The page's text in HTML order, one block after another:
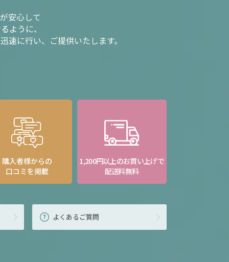
安心して
ように、
速に行い、ご提供いたします。
購入者様からの
口コミを掲載
1,200円以上のお買い上げで
配送料無料
よくあるご質問